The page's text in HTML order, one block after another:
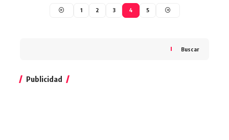
1 2 3 4 5
Buscar
Publicidad